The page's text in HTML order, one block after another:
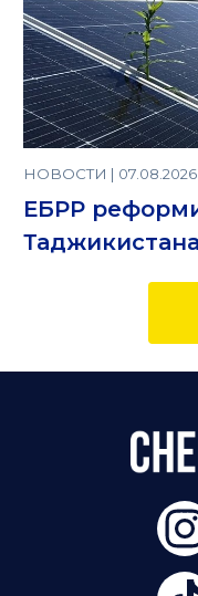
НОВОСТИ | 07.08.2026
ЕБРР
Таджикистана